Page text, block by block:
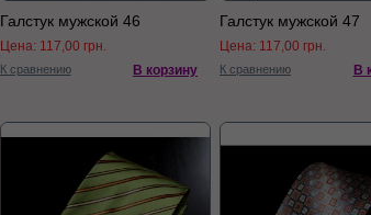
Галстук мужской 46
Цена: 117,00 грн.
К сравнению В корзину
Галстук мужской 47
Цена: 117,00 грн.
К сравнению В